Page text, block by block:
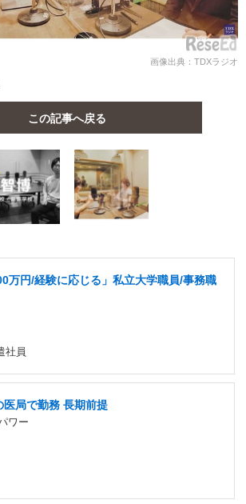
画像出典：TDXラジオ
この記事へ戻る
万円/経験に応じる」私立大学職員/事務職
社員
医局で勤務 長期前提
ワー